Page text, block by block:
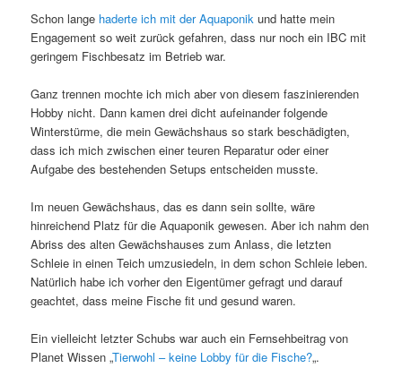
Schon lange haderte ich mit der Aquaponik und hatte mein
Engagement so weit zurück gefahren, dass nur noch ein IBC mit
geringem Fischbesatz im Betrieb war.
Ganz trennen mochte ich mich aber von diesem faszinierenden
Hobby nicht. Dann kamen drei dicht aufeinander folgende
Winterstürme, die mein Gewächshaus so stark beschädigten,
dass ich mich zwischen einer teuren Reparatur oder einer
Aufgabe des bestehenden Setups entscheiden musste.
Im neuen Gewächshaus, das es dann sein sollte, wäre
hinreichend Platz für die Aquaponik gewesen. Aber ich nahm den
Abriss des alten Gewächshauses zum Anlass, die letzten
Schleie in einen Teich umzusiedeln, in dem schon Schleie leben.
Natürlich habe ich vorher den Eigentümer gefragt und darauf
geachtet, dass meine Fische fit und gesund waren.
Ein vielleicht letzter Schubs war auch ein Fernsehbeitrag von
Planet Wissen „Tierwohl – keine Lobby für die Fische?„.